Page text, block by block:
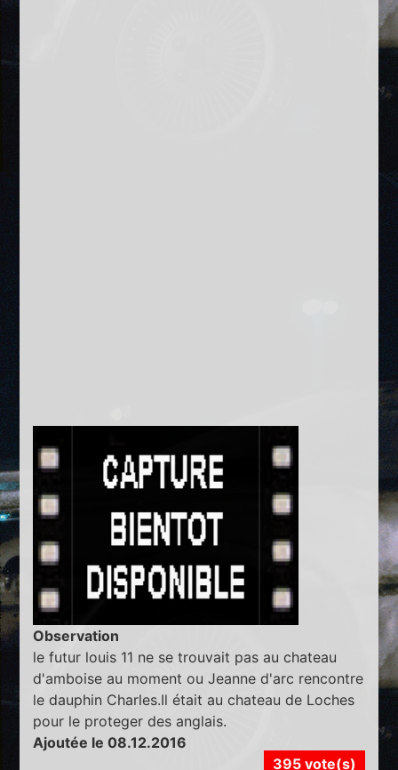
Observation
le futur louis 11 ne se trouvait pas au chateau
d'amboise au moment ou Jeanne d'arc rencontre
le dauphin Charles.Il était au chateau de Loches
pour le proteger des anglais.
Ajoutée le 08.12.2016
395 vote(s)